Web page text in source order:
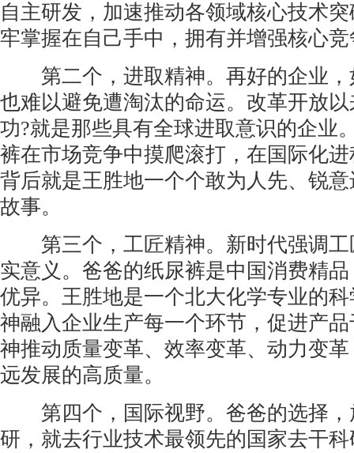
自主研发，加速推动各领域核心技术
牢掌握在自己手中，拥有并增强核心
第二个，进取精神。再好的企业，
也难以避免遭淘汰的命运。改革开放
功?就是那些具有全球进取意识的企业
裤在市场竞争中摸爬滚打，在国际化
背后就是王胜地一个个敢为人先、锐
故事。
第三个，工匠精神。新时代强调工
实意义。爸爸的纸尿裤是中国消费精
优异。王胜地是一个北大化学专业的
神融入企业生产每一个环节，促进产
神推动质量变革、效率变革、动力变
远发展的高质量。
第四个，国际视野。爸爸的选择，
研，就去行业技术最领先的国家去干